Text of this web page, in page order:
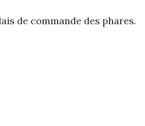
de commande des phares.